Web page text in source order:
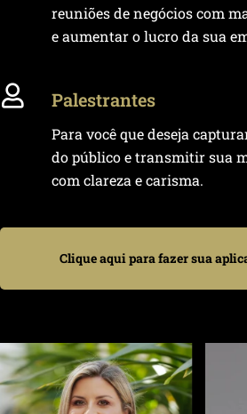
reuniões de negócios com
e aumentar o lucro da sua
Palestrantes
Para você que deseja
do público e transmitir sua
com clareza e carisma.
Clique aqui para fazer sua